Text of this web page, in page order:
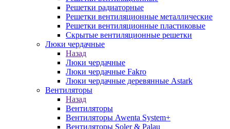
Решетки радиаторные
Решетки вентиляционные металлические
Решетки вентиляционные пластиковые
Скрытые вентиляционные решетки
Люки чердачные
Назад
Люки чердачные
Люки чердачные Fakro
Люки чердачные деревянные Astark
Вентиляторы
Назад
Вентиляторы
Вентиляторы Awenta System+
Вентиляторы Soler & Palau